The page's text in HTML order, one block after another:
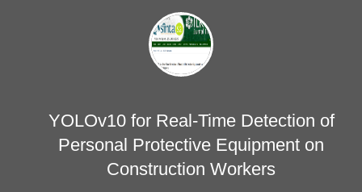
YOLOv10 for Real-Time Detection of
Personal Protective Equipment on
Construction Workers